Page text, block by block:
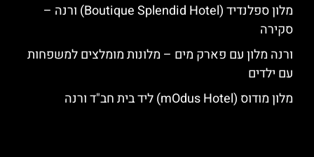
מלון ספלנדיד (Boutique Splendid Hotel) ורנה –
סקירה
ורנה מלון עם פארק מים – מלונות מומלצים למשפחות
עם ילדים
מלון מודוס (mOdus Hotel) ליד בית חב"ד ורנה